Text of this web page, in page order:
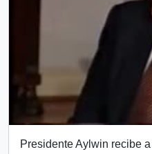
Presidente Aylwin recibe